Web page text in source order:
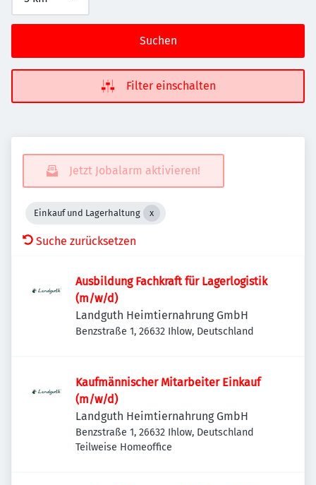
Suchen
Filter einschalten
Jetzt Jobalarm aktivieren!
Einkauf und Lagerhaltung
Suche zurücksetzen
Ausbildung Fachkraft für Lagerlogistik
(m/w/d)
Landguth Heimtiernahrung GmbH
Benzstraße 1, 26632 Ihlow, Deutschland
Kaufmännischer Mitarbeiter Einkauf
(m/w/d)
Landguth Heimtiernahrung GmbH
Benzstraße 1, 26632 Ihlow, Deutschland
Teilweise Homeoffice